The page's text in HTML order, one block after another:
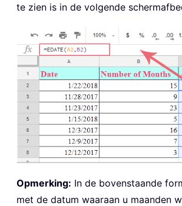
te zien is in de volgende
Opmerking: In de bovenstaande
met de datum waaraan u maanden